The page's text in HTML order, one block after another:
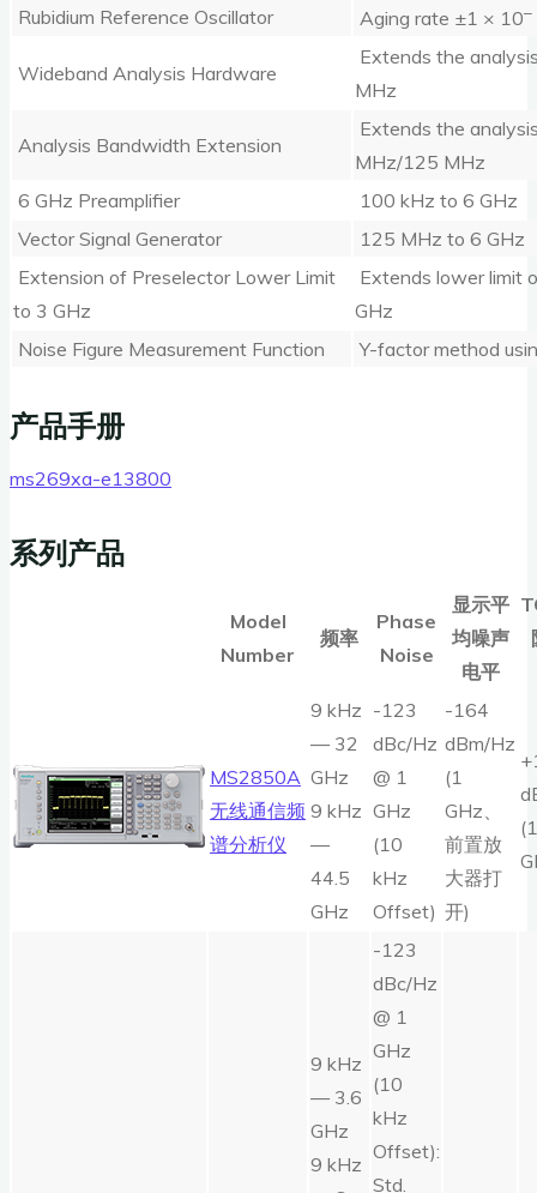
Rubidium Reference Oscillator
Aging rate ±1 × 10–
Wideband Analysis Hardware
Extends the
MHz
Analysis Bandwidth Extension
Extends the
MHz/125 MHz
6 GHz Preamplifier
100 kHz to 6 GHz
Vector Signal Generator
125 MHz to 6 GHz
Extension of Preselector Lower Limit
to 3 GHz
Extends lower limit
GHz
Noise Figure Measurement Function
Y-factor method
产品手册
ms269xa-e13800
系列产品
Model
Number
频率
Phase
Noise
显示平
均噪声
电平
MS2850A
无线通信频
谱分析仪
9 kHz
— 32
GHz
9 kHz
—
44.5
GHz
-123
dBc/Hz
@ 1
GHz
(10
kHz
Offset)
-164
dBm/Hz
(1
GHz、
前置放
大器打
开)
(1
9 kHz
— 3.6
GHz
9 kHz
-123
dBc/Hz
@ 1
GHz
(10
kHz
Offset):
Std.